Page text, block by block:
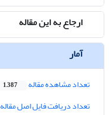
ارجاع به این مقاله
آمار
تعداد مشاهده مقاله 1,387
تعداد دریافت فایل اصل مقاله